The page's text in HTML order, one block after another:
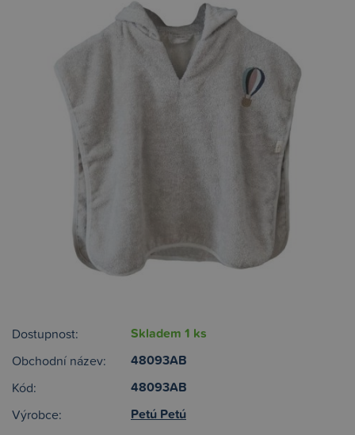
Dostupnost: Skladem 1 ks
Obchodní název: 48093AB
Kód: 48093AB
Výrobce: Petú Petú